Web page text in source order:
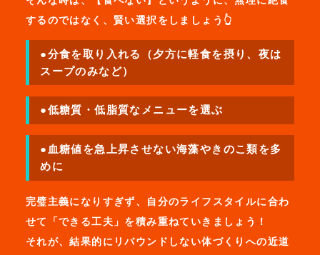
するのではなく、賢い選択をしましょう👆
●分食を取り入れる（夕方に軽食を摂り、夜は
スープのみなど）
●低糖質・低脂質なメニューを選ぶ
●血糖値を急上昇させない海藻やきのこ類を多
めに
完璧主義になりすぎず、自分のライフスタイルに合わ
せて「できる工夫」を積み重ねていきましょう！
それが、結果的にリバウンドしない体づくりへの近道